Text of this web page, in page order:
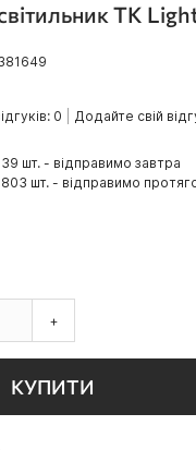
TK
0 Додайте свій
39 шт. - відправимо завтра
803 шт. - відправимо
+
КУПИТИ